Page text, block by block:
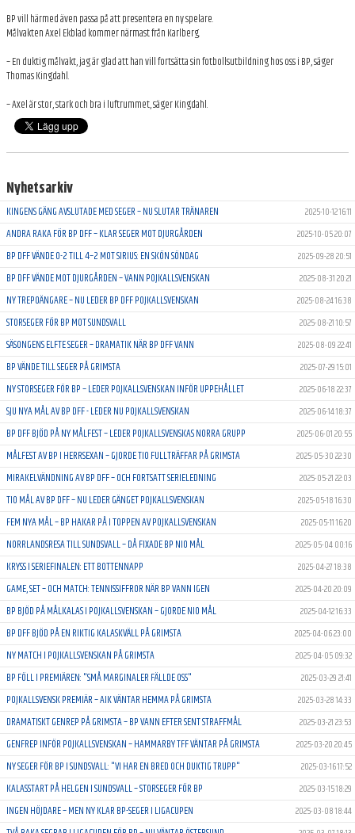
BP vill härmed även passa på att presentera en ny spelare.
Målvakten Axel Ekblad kommer närmast från Karlberg.
– En duktig målvakt, jag är glad att han vill fortsätta sin fotbollsutbildning hos oss i BP, säger
Thomas Kingdahl.
– Axel är stor, stark och bra i luftrummet, säger Kingdahl.
Nyhetsarkiv
KINGENS GÄNG AVSLUTADE MED SEGER – NU SLUTAR TRÄNAREN 2025-10-12 16:11
ANDRA RAKA FÖR BP DFF – KLAR SEGER MOT DJURGÅRDEN 2025-10-05 20:07
BP DFF VÄNDE 0-2 TILL 4–2 MOT SIRIUS: EN SKÖN SÖNDAG 2025-09-28 20:51
BP DFF VÄNDE MOT DJURGÅRDEN – VANN POJKALLSVENSKAN 2025-08-31 20:21
NY TREPOÄNGARE – NU LEDER BP DFF POJKALLSVENSKAN 2025-08-24 16:38
STORSEGER FÖR BP MOT SUNDSVALL 2025-08-21 10:57
SÄSONGENS ELFTE SEGER – DRAMATIK NÄR BP DFF VANN 2025-08-09 22:41
BP VÄNDE TILL SEGER PÅ GRIMSTA 2025-07-29 15:01
NY STORSEGER FÖR BP – LEDER POJKALLSVENSKAN INFÖR UPPEHÅLLET 2025-06-18 22:37
SJU NYA MÅL AV BP DFF - LEDER NU POJKALLSVENSKAN 2025-06-14 18:37
BP DFF BJÖD PÅ NY MÅLFEST – LEDER POJKALLSVENSKAS NORRA GRUPP 2025-06-01 20:55
MÅLFEST AV BP I HERRSEXAN – GJORDE TIO FULLTRÄFFAR PÅ GRIMSTA 2025-05-30 22:30
MIRAKELVÄNDNING AV BP DFF – OCH FORTSATT SERIELEDNING 2025-05-21 22:03
TIO MÅL AV BP DFF – NU LEDER GÄNGET POJKALLSVENSKAN 2025-05-18 16:30
FEM NYA MÅL – BP HAKAR PÅ I TOPPEN AV POJKALLSVENSKAN 2025-05-11 16:20
NORRLANDSRESA TILL SUNDSVALL – DÅ FIXADE BP NIO MÅL 2025-05-04 00:16
KRYSS I SERIEFINALEN: ETT BOTTENNAPP 2025-04-27 18:38
GAME, SET – OCH MATCH: TENNISSIFFROR NÄR BP VANN IGEN 2025-04-20 20:09
BP BJÖD PÅ MÅLKALAS I POJKALLSVENSKAN – GJORDE NIO MÅL 2025-04-12 16:33
BP DFF BJÖD PÅ EN RIKTIG KALASKVÄLL PÅ GRIMSTA 2025-04-06 23:00
NY MATCH I POJKALLSVENSKAN PÅ GRIMSTA 2025-04-05 09:32
BP FÖLL I PREMIÄREN: "SMÅ MARGINALER FÄLLDE OSS" 2025-03-29 21:41
POJKALLSVENSK PREMIÄR – AIK VÄNTAR HEMMA PÅ GRIMSTA 2025-03-28 14:33
DRAMATISKT GENREP PÅ GRIMSTA – BP VANN EFTER SENT STRAFFMÅL 2025-03-21 23:53
GENFREP INFÖR POJKALLSVENSKAN – HAMMARBY TFF VÄNTAR PÅ GRIMSTA 2025-03-20 20:45
NY SEGER FÖR BP I SUNDSVALL: "VI HAR EN BRED OCH DUKTIG TRUPP" 2025-03-16 17:52
KALASSTART PÅ HELGEN I SUNDSVALL – STORSEGER FÖR BP 2025-03-15 18:29
INGEN HÖJDARE – MEN NY KLAR BP-SEGER I LIGACUPEN 2025-03-08 18:44